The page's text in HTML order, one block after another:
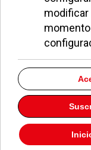
Dirección: C/
Pozuelo
Madrid
28223
Teléfono:
Descargar la